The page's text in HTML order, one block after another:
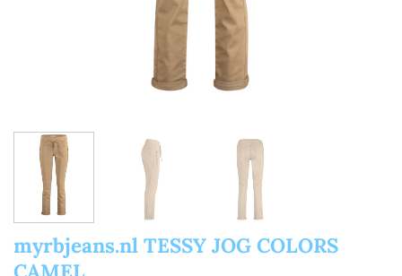
myrbjeans.nl TESSY JOG COLORS